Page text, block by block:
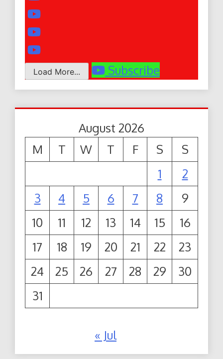
Load More... Subscribe
August 2026
M
T W T F S
S
1
2
3
4 5 6 7 8
9
10
11 12 13 14 15
16
17
18 19 20 21 22
23
24
25 26 27 28 29
30
31
« Jul